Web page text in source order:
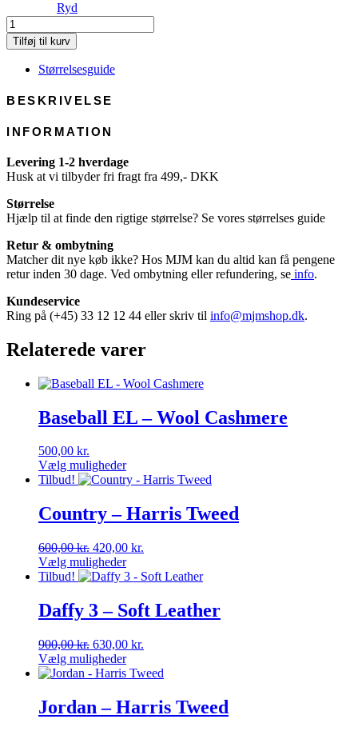
Ryd
Pedro
-
100%
Cotton
Tilføj til kurv
Størrelsesguide
BESKRIVELSE
INFORMATION
Levering 1-2 hverdage
Husk at vi tilbyder fri fragt fra 499,- DKK
Størrelse
Hjælp til at finde den rigtige størrelse? Se vores størrelses guide
Retur & ombytning
Matcher dit nye køb ikke? Hos MJM kan du altid kan få pengene
retur inden 30 dage. Ved ombytning eller refundering, se info.
Kundeservice
Ring på (+45) 33 12 12 44 eller skriv til info@mjmshop.dk.
Relaterede varer
Baseball EL – Wool Cashmere
500,00 kr.
Vælg muligheder
Dette
har
flere
Mulighederne
kan
vælges
varesiden
Tilbud!
Country – Harris Tweed
600,00kr. Den
oprindelige
pris
600,00 kr..
420,00 kr.
pris
420,00 kr..
Vælg muligheder
Dette
har
flere
Mulighederne
kan
vælges
varesiden
Tilbud!
Daffy 3 – Soft Leather
900,00kr. Den
oprindelige
pris
900,00 kr..
630,00 kr.
pris
630,00 kr..
Vælg muligheder
Dette
har
flere
Jordan – Harris Tweed